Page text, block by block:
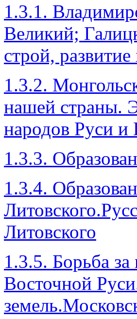
1.3.1.
Великий;
строй, развитие
1.3.2.
нашей страны.
народов Руси и
1.3.3.
1.3.4.
Литовского
1.3.5. Борьба
Восточной